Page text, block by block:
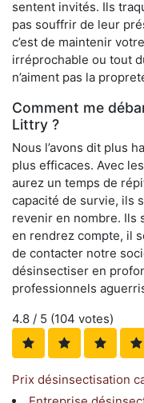
sentent invités. Ils
pas souffrir de leur
c’est de maintenir
irréprochable ou tout
n’aiment pas la
Comment me
Littry ?
Nous l’avons dit plus
plus efficaces. Avec
aurez un temps de
capacité de survie, ils
revenir en nombre. Ils
en rendrez compte, il
de contacter notre
désinsectiser en
professionnels
4.8 / 5 (104 votes)
Prix désinsectisation